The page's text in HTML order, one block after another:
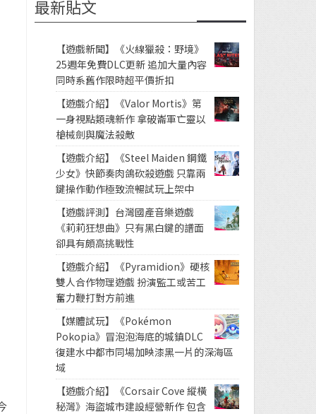
最新貼文
【遊戲新聞】《火線獵殺：野境》
25週年免費DLC更新 追加大量內容
同時系舊作限時超平價折扣
【遊戲介紹】《Valor Mortis》第
一身視點類魂新作 拿破崙軍亡靈以
槍械劍與魔法殺敵
【遊戲介紹】《Steel Maiden 鋼鐵
少女》快節奏肉鴿砍殺遊戲 只靠兩
鍵操作動作極致流暢試玩上架中
【遊戲評測】台灣國產音樂遊戲
《莉莉狂想曲》只有黑白鍵的譜面
卻具有頗高挑戰性
【遊戲介紹】《Pyramidion》硬核
雙人合作物理遊戲 扮演監工或苦工
奮力鞭打對方前進
【媒體試玩】《Pokémon
Pokopia》冒泡泡海底的城鎮DLC
復建水中都市同場加映漆黑一片的深海區
域
【遊戲介紹】《Corsair Cove 縱橫
秘灣》海盜城市建設經營新作 包含